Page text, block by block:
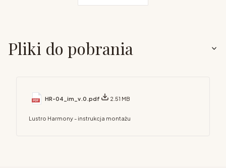
Pliki do pobrania
HR-04_im_v.0.pdf 2.51 MB
Lustro Harmony - instrukcja montażu